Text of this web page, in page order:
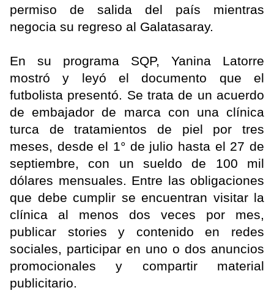
permiso de salida del país mientras
negocia su regreso al Galatasaray.
En su programa SQP, Yanina Latorre
mostró y leyó el documento que el
futbolista presentó. Se trata de un acuerdo
de embajador de marca con una clínica
turca de tratamientos de piel por tres
meses, desde el 1° de julio hasta el 27 de
septiembre, con un sueldo de 100 mil
dólares mensuales. Entre las obligaciones
que debe cumplir se encuentran visitar la
clínica al menos dos veces por mes,
publicar stories y contenido en redes
sociales, participar en uno o dos anuncios
promocionales y compartir material
publicitario.